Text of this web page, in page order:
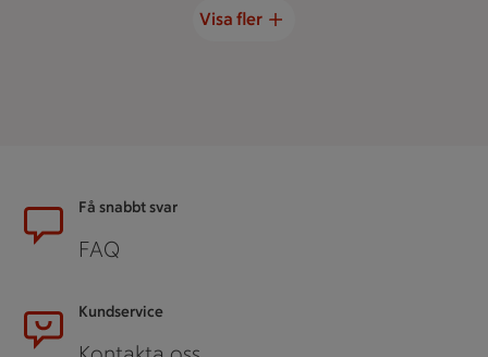
Visa fler
SidfotFå snabbt svar
FAQ
Kundservice